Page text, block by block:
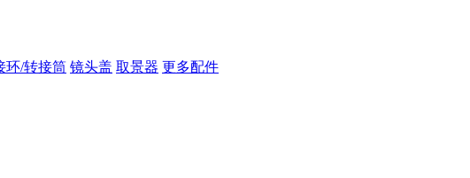
环/转接筒 镜头盖 取景器 更多配件